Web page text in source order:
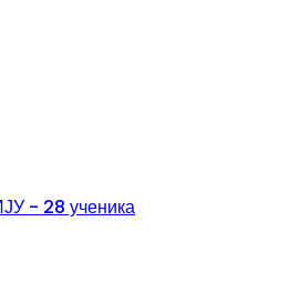
- 28 ученика